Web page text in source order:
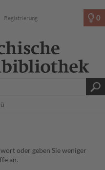
Registrierung 0
oder geben Sie weniger
an.